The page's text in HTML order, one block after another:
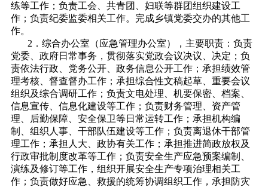
练等工作；负责工会、共青团、妇联等群团组织建设工
作；负责纪委监委相关工作。完成乡镇党委交办的其他工
作。
2．综合办公室（应急管理办公室），主要职责：负责
党委、政府日常事务，贯彻落实党政会议决议、决定；负
责依法行政、党务公开、政务信息公开工作；承担绩效管
理考核、督查督办工作；承担综合性文稿起草、重要会议
组织及综合调研工作；负责文电处理、机要保密、档案、
信息宣传、信息化建设等工作；负责财务管理、资产管
理、后勤保障、安全保卫等日常运转工作；承担机构编
制、组织人事、干部队伍建设等工作；负责离退休干部管
理工作；承担人大、政协有关工作；承担推进简政放权及
行政审批制度改革等工作；负责安全生产应急预案编制、
演练及修订等工作，组织开展安全生产专项治理相关工
作；负责做好应急、救援的统筹协调组织工作，承担防灾